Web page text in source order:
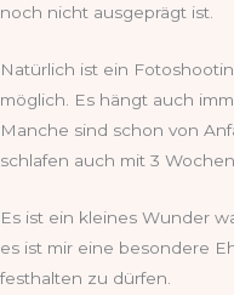
noch nicht ausgeprägt ist.
Natürlich ist ein
möglich. Es hängt auch
Manche sind schon von
schlafen auch mit 3
Es ist ein kleines Wunder
es ist mir eine besondere
festhalten zu dürfen.